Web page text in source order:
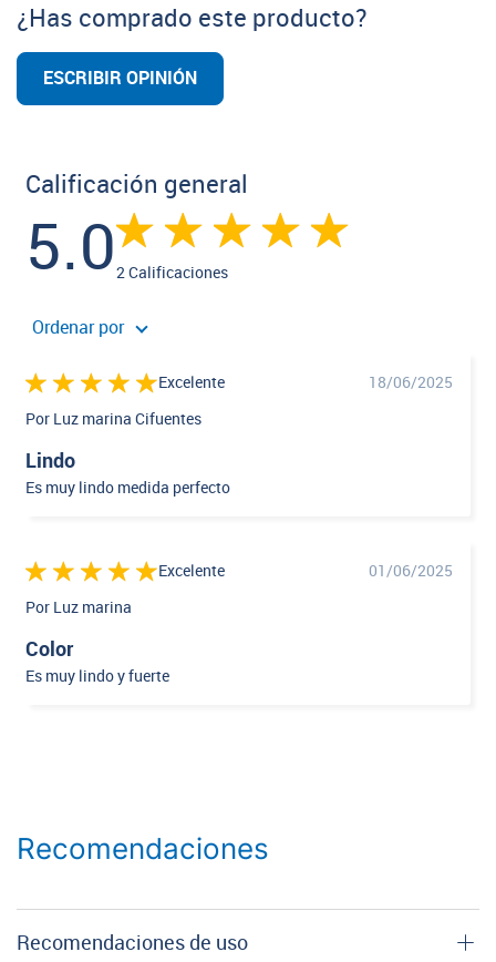
¿Has comprado este producto?
ESCRIBIR OPINIÓN
Calificación general
5.02 Calificaciones
Ordenar por
Excelente
18/06/2025
Por Luz marina Cifuentes
Lindo
Es muy lindo medida perfecto
Excelente
01/06/2025
Por Luz marina
Color
Es muy lindo y fuerte
Recomendaciones
Recomendaciones de uso